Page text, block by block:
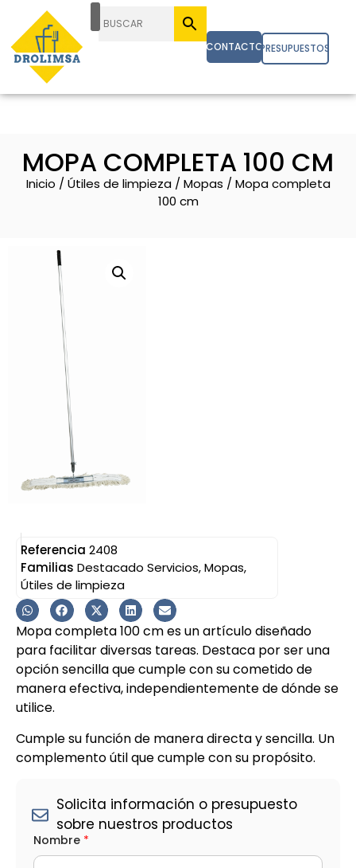
CONTACTOPRESUPUESTOS
MOPA COMPLETA 100 CM
Inicio / Útiles de limpieza/ Mopas / Mopa completa
100 cm
Referencia 2408
Familias Destacado Servicios,Mopas,
Útiles de limpieza
Mopa completa 100 cm es un artículo diseñado
para facilitar diversas tareas. Destaca por ser una
opción sencilla que cumple con su cometido de
manera efectiva, independientemente de dónde se
utilice.
Cumple su función de manera directa y sencilla. Un
complemento útil que cumple con su propósito.
Solicita información o presupuesto
sobre nuestros productos
Nombre *